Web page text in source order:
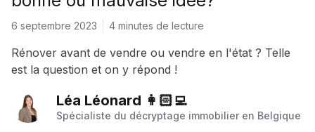
6 septembre 2023 4 minutes de lecture
Rénover avant de vendre ou vendre en l'état ? Telle
est la question et on y répond !
Léa Léonard 👩🏻‍💻
Spécialiste du décryptage immobilier en Belgique